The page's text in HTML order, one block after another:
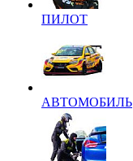
ПИЛОТ
АВТОМОБИЛЬ